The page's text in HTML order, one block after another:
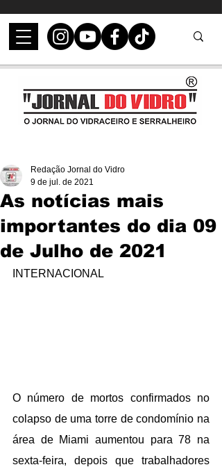
As notícias mais
importantes do dia 09
de Julho de 2021
Redação Jornal do Vidro
9 de jul. de 2021
INTERNACIONAL
O número de mortos confirmados no
colapso de uma torre de condomínio na
área de Miami aumentou para 78 na
sexta-feira, depois que trabalhadores